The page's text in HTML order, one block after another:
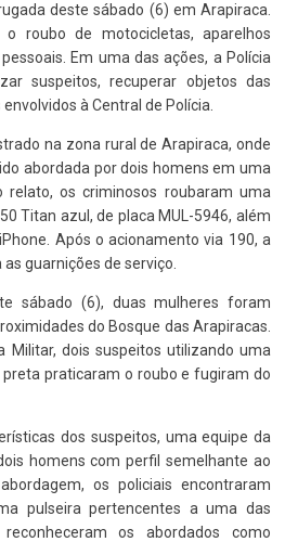
deste sábado (6) em Arapiraca.
o roubo de motocicletas, aparelhos
Em uma das ações, a Polícia
suspeitos, recuperar objetos das
à Central de Polícia.
na zona rural de Arapiraca, onde
abordada por dois homens em uma
relato, os criminosos roubaram uma
Titan azul, de placa MUL-5946, além
Após o acionamento via 190, a
guarnições de serviço.
sábado (6), duas mulheres foram
do Bosque das Arapiracas.
Militar, dois suspeitos utilizando uma
praticaram o roubo e fugiram do
dos suspeitos, uma equipe da
homens com perfil semelhante ao
os policiais encontraram
pulseira pertencentes a uma das
os abordados como